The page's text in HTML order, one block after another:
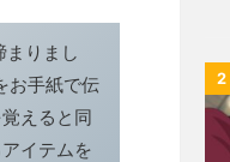
まりまし
お手紙で伝
えると同
イテムを
2